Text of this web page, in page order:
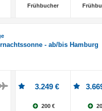
Frühbucher
- ab/bis Hamburg
3.249 €
200 €